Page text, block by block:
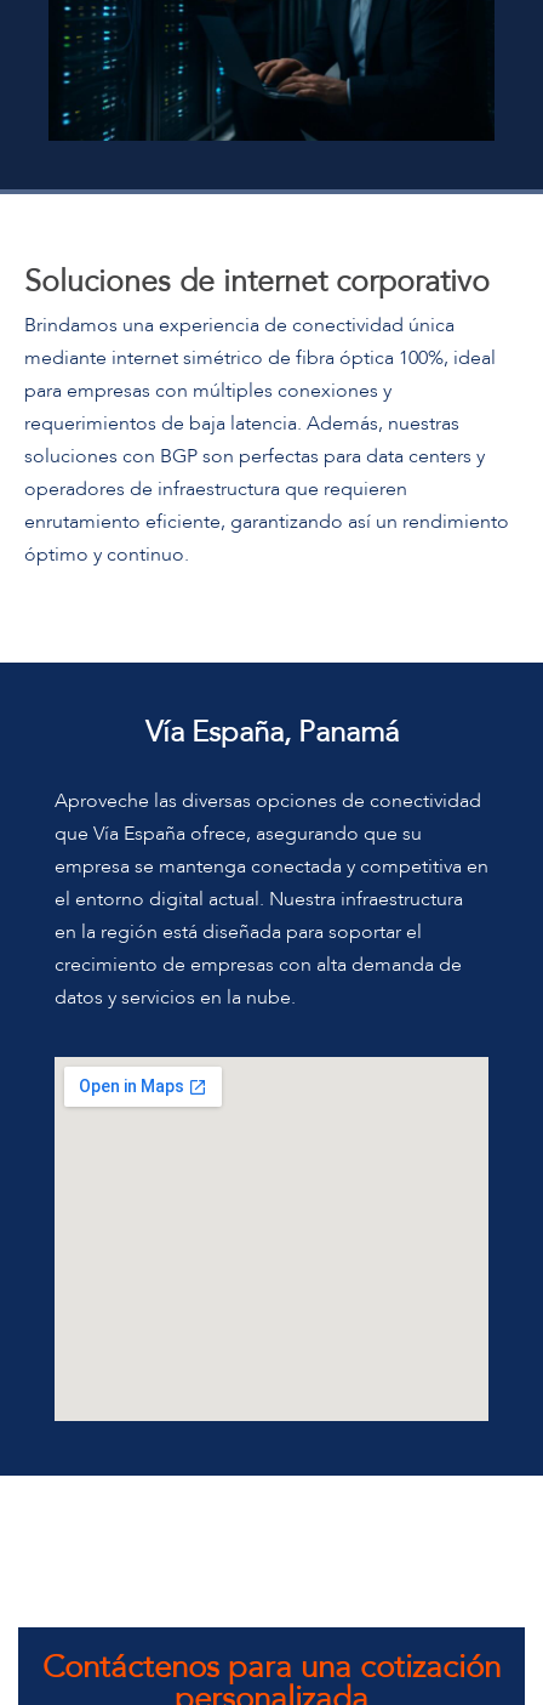
Soluciones de internet corporativo
Brindamos una experiencia de conectividad única
mediante internet simétrico de fibra óptica 100%, ideal
para empresas con múltiples conexiones y
requerimientos de baja latencia. Además, nuestras
soluciones con BGP son perfectas para data centers y
operadores de infraestructura que requieren
enrutamiento eficiente, garantizando así un rendimiento
óptimo y continuo.
Vía España, Panamá
Aproveche las diversas opciones de conectividad
que Vía España ofrece, asegurando que su
empresa se mantenga conectada y competitiva en
el entorno digital actual. Nuestra infraestructura
en la región está diseñada para soportar el
crecimiento de empresas con alta demanda de
datos y servicios en la nube.
Contáctenos para una cotización